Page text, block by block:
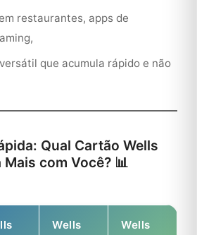
restaurantes, apps de
que acumula rápido e não
Qual Cartão Wells
com Você? 📊
Wells
Wells